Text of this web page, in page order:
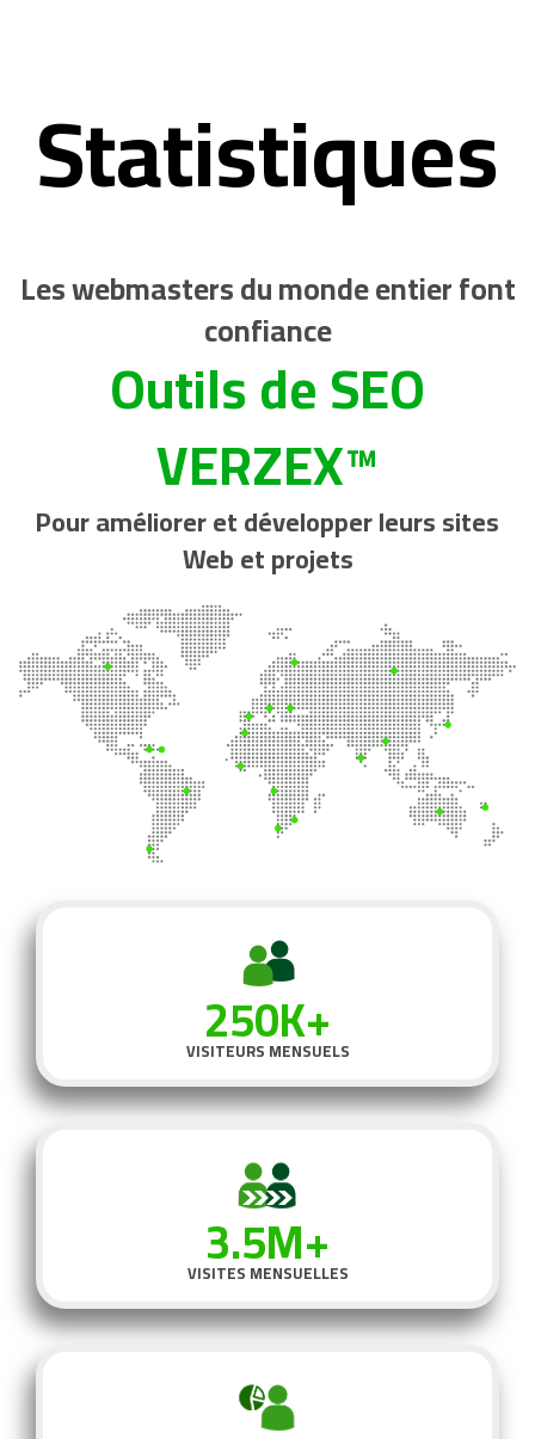
Statistiques
Les webmasters du monde entier font
confiance
Outils de SEO
VERZEX™
Pour améliorer et développer leurs sites
Web et projets
250K+
VISITEURS MENSUELS
3.5M+
VISITES MENSUELLES